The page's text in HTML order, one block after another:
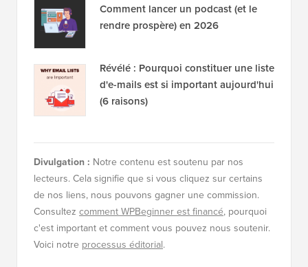
Comment lancer un podcast (et le
rendre prospère) en 2026
Révélé : Pourquoi constituer une liste
d'e-mails est si important aujourd'hui
(6 raisons)
Divulgation : Notre contenu est soutenu par nos
lecteurs. Cela signifie que si vous cliquez sur certains
de nos liens, nous pouvons gagner une commission.
Consultez comment WPBeginner est financé, pourquoi
c'est important et comment vous pouvez nous soutenir.
Voici notre processus éditorial.